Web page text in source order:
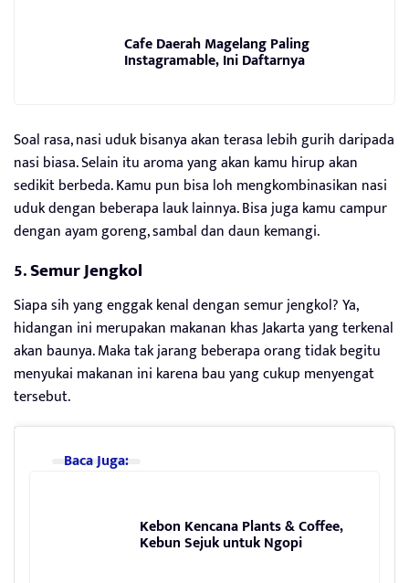
Cafe Daerah Magelang Paling
Instagramable, Ini Daftarnya
Soal rasa, nasi uduk bisanya akan terasa lebih gurih daripada
nasi biasa. Selain itu aroma yang akan kamu hirup akan
sedikit berbeda. Kamu pun bisa loh mengkombinasikan nasi
uduk dengan beberapa lauk lainnya. Bisa juga kamu campur
dengan ayam goreng, sambal dan daun kemangi.
5.Semur Jengkol
Siapa sih yang enggak kenal dengan semur jengkol? Ya,
hidangan ini merupakan makanan khas Jakarta yang terkenal
akan baunya. Maka tak jarang beberapa orang tidak begitu
menyukai makanan ini karena bau yang cukup menyengat
tersebut.
Baca Juga:
Kebon Kencana Plants & Coffee,
Kebun Sejuk untuk Ngopi